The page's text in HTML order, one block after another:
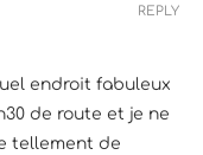
endroit fabuleux
de route et je ne
tellement de
REPLY